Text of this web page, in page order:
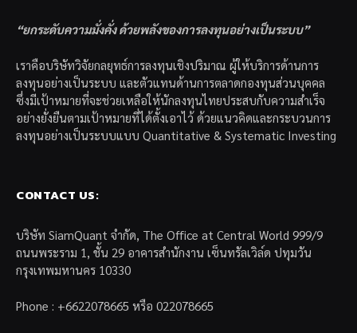
“ยกระดับความมั่งคั่ง ด้วยพลังของการลงทุนอย่างเป็นระบบ”
เราคือบริษัทวิจัยกลยุทธ์การลงทุนเชิงปริมาณ ผู้ให้บริการด้านการ
ลงทุนอย่างเป็นระบบ และตัวแทนด้านการตลาดกองทุนส่วนบุคคล
ซึ่งมีเป้าหมายที่จะช่วยเหลือให้นักลงทุนไทยประสบกับความสำเร็จ
อย่างยั่งยืนตามเป้าหมายที่ได้ตั้งเอาไว้ ด้วยแนวคิดและกระบวนการ
ลงทุนอย่างเป็นระบบแบบ Quantitative & Systematic Investing
CONTACT US:
บริษัท SiamQuant จำกัด, The Office at Central World 999/9
ถนนพระราม 1, ชั้น 29 อาคารสำนักงาน เซ็นทรัลเวิล์ด ปทุมวัน
กรุงเทพมหานคร 10330
Phone : +6622078665 หรือ 022078665